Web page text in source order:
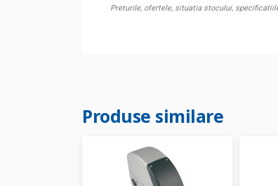
Preturile, ofertele, situatia stocului,
Produse similare